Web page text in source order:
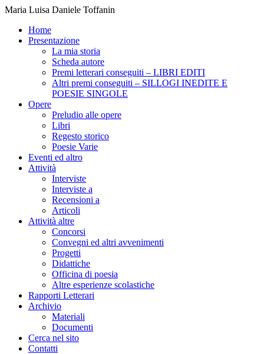
Maria Luisa Daniele Toffanin
Home
Presentazione
La mia storia
Scheda autore
Premi letterari conseguiti – LIBRI EDITI
Altri premi conseguiti – SILLOGI INEDITE E
POESIE SINGOLE
Opere
Preludio alle opere
Libri
Regesto storico
Poesie Varie
Eventi ed altro
Attività
Interviste
Interviste a
Recensioni a
Articoli
Attività altre
Concorsi
Convegni ed altri avvenimenti
Progetti
Didattiche
Officina di poesia
Altre esperienze scolastiche
Rapporti Letterari
Archivio
Materiali
Documenti
Cerca nel sito
Contatti